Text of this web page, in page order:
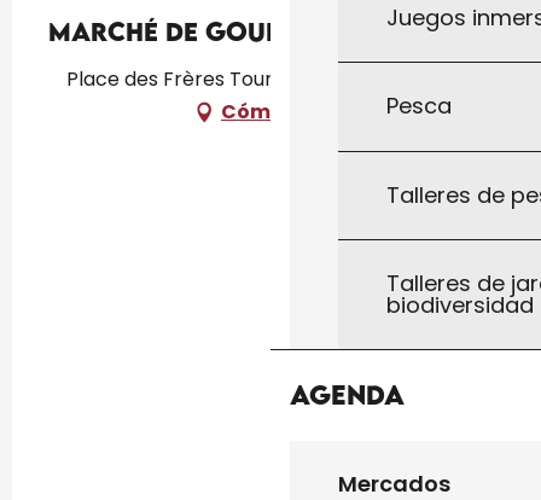
Juegos
Pesca
Talleres de
Talleres de
biodiversidad
Agenda
Mercados
Marché de Gourdon
Place des Frères Tourniers, 46300 Gourdon
Cómo llegar